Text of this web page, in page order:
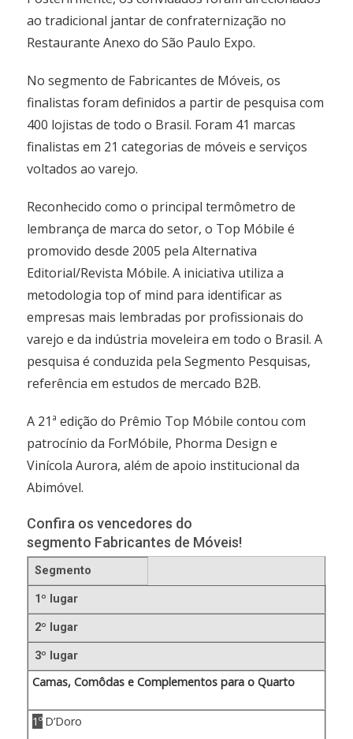
ao tradicional jantar de confraternização no
Restaurante Anexo do São Paulo Expo.
No segmento de Fabricantes de Móveis, os
finalistas foram definidos a partir de pesquisa com
400 lojistas de todo o Brasil. Foram 41 marcas
finalistas em 21 categorias de móveis e serviços
voltados ao varejo.
Reconhecido como o principal termômetro de
lembrança de marca do setor, o Top Móbile é
promovido desde 2005 pela Alternativa
Editorial/Revista Móbile. A iniciativa utiliza a
metodologia top of mind para identificar as
empresas mais lembradas por profissionais do
varejo e da indústria moveleira em todo o Brasil. A
pesquisa é conduzida pela Segmento Pesquisas,
referência em estudos de mercado B2B.
A 21ª edição do Prêmio Top Móbile contou com
patrocínio da ForMóbile, Phorma Design e
Vinícola Aurora, além de apoio institucional da
Abimóvel.
Confira os vencedores do
segmento Fabricantes de Móveis!
Segmento
1º lugar
2º lugar
3º lugar
Camas, Comôdas e Complementos para o Quarto
1º D’Doro